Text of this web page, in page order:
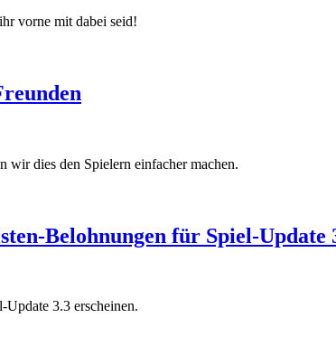
vorne mit dabei seid!
dies den Spielern einfacher machen.
Belohnungen für Spiel-Update
3.3 erscheinen.